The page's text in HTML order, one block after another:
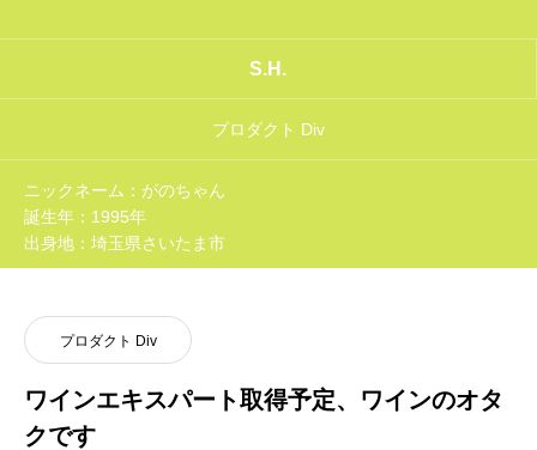
S.H.
プロダクト Div
ニックネーム：がのちゃん
誕生年：1995年
出身地：埼玉県さいたま市
プロダクト Div
ワインエキスパート取得予定、ワインのオタ
クです